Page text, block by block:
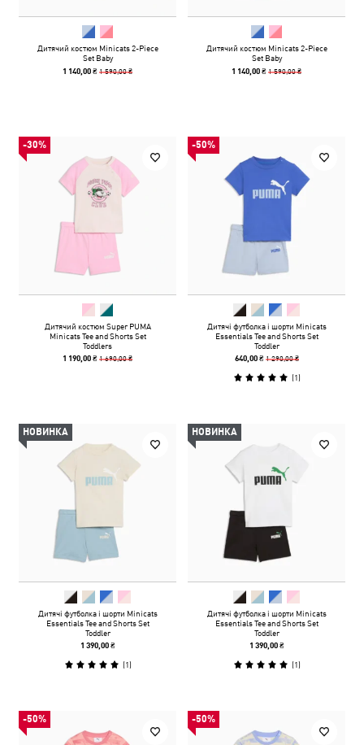
Дитячий костюм Minicats 2-Piece
Set Baby
1 140,00 ₴1 590,00 ₴
Дитячий костюм Minicats 2-Piece
Set Baby
1 140,00 ₴1 590,00 ₴
-30%
Дитячий костюм Super PUMA
Minicats Tee and Shorts Set
Toddlers
1 190,00 ₴1 690,00 ₴
-50%
Дитячі футболка і шорти Minicats
Essentials Tee and Shorts Set
Toddler
640,00 ₴ 1 290,00 ₴
(1)
НОВИНКА
Дитячі футболка і шорти Minicats
Essentials Tee and Shorts Set
Toddler
1 390,00 ₴
(1)
НОВИНКА
Дитячі футболка і шорти Minicats
Essentials Tee and Shorts Set
Toddler
1 390,00 ₴
(1)
-50% -50%